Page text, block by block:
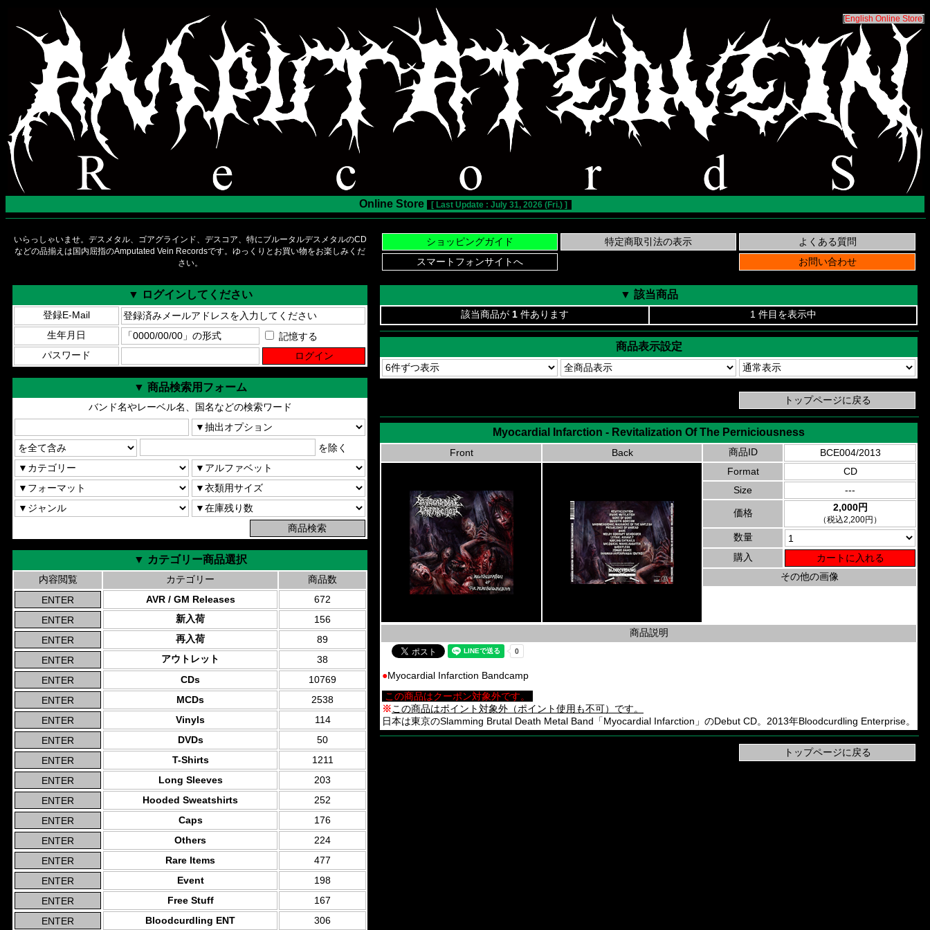
[English Online Store]
Online Store [ Last Update : July 31, 2026 (Fri.) ]
いらっしゃいませ。デスメタル、ゴアグラインド、デスコア、特にブルータルデスメタルのCD
などの品揃えは国内屈指のAmputated Vein Recordsです。ゆっくりとお買い物をお楽しみくだ
さい。
▼ ログインしてください
登録E-Mail
生年月日
記憶する
パスワード
▼ 商品検索用フォーム
バンド名やレーベル名、国名などの検索ワード
を除く
▼ カテゴリー商品選択
内容閲覧 カテゴリー
商品数
AVR / GM Releases
672
新入荷
156
再入荷
89
アウトレット
38
CDs
10769
MCDs
2538
Vinyls
114
DVDs
50
T-Shirts
1211
Long Sleeves
203
Hooded Sweatshirts
252
Caps
176
Others
224
Rare Items
477
Event
198
Free Stuff
167
Bloodcurdling ENT
306
▼ 該当商品
該当商品が 1 件あります 1 件目を表示中
商品表示設定
Myocardial Infarction - Revitalization Of The Perniciousness
Front Back 商品ID
BCE004/2013
Format
CD
Size
---
価格 2,000円
（税込2,200円）
数量
購入
その他の画像
商品説明
●Myocardial Infarction Bandcamp
この商品はクーポン対象外です。
※この商品はポイント対象外（ポイント使用も不可）です。
日本は東京のSlamming Brutal Death Metal Band「Myocardial Infarction」のDebut CD。2013年Bloodcurdling Enterprise。